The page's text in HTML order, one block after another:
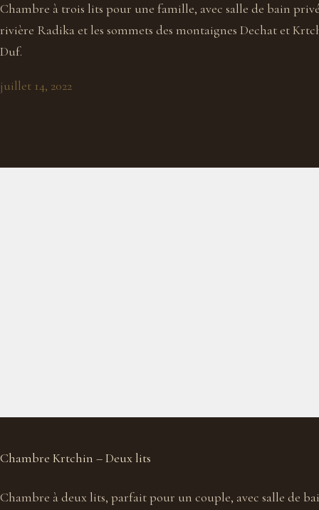
Chambre à trois lits pour une famille, avec salle de bain
rivière Radika et les sommets des montaignes Dechat et
Duf.
juillet 14, 2022
Chambre Krtchin – Deux lits
Chambre à deux lits, parfait pour un couple, avec salle de